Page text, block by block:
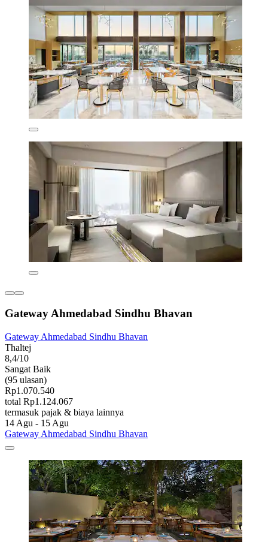
Gateway Ahmedabad Sindhu Bhavan
Gateway Ahmedabad Sindhu Bhavan
Thaltej
8,4/10
Sangat Baik
(95 ulasan)
Rp1.070.540
total Rp1.124.067
termasuk pajak & biaya lainnya
14 Agu - 15 Agu
Gateway Ahmedabad Sindhu Bhavan